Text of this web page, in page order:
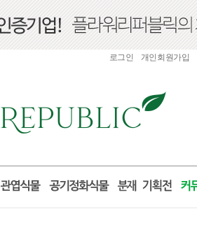
로그인 개인회원가입